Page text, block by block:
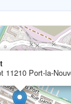
11210 Port-la-